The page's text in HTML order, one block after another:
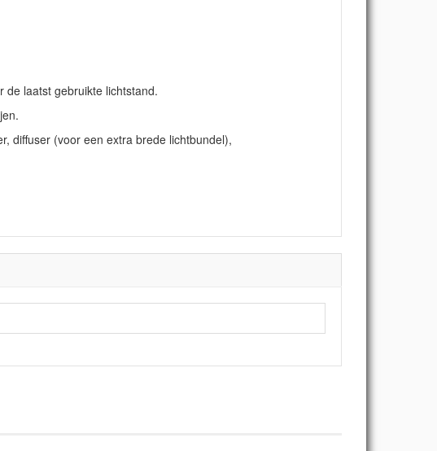
de laatst gebruikte lichtstand.
diffuser (voor een extra brede lichtbundel),